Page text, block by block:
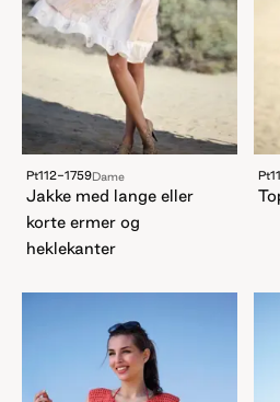
Pt112-1759Dame
Jakke med lange eller
korte ermer og
heklekanter